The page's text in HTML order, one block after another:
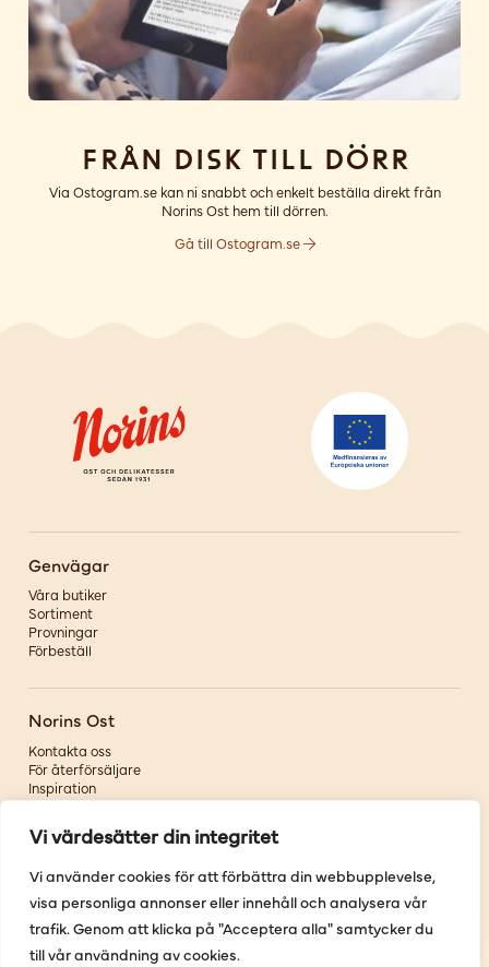
Vi värdesätter din integritet
Vi använder cookies för att förbättra din webbupplevelse,
visa personliga annonser eller innehåll och analysera vår
trafik. Genom att klicka på "Acceptera alla" samtycker du
till vår användning av cookies.
Från disk till dörr
Via Ostogram.se kan ni snabbt och enkelt beställa direkt från
Norins Ost hem till dörren.
Gå till Ostogram.se
Genvägar
Våra butiker
Sortiment
Provningar
Förbeställ
Norins Ost
Kontakta oss
För återförsäljare
Inspiration
Om oss
Följ oss
Facebook
Instagram
Youtube